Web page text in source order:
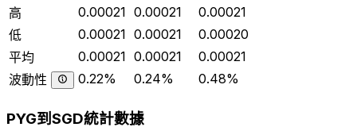
高
0.00021 0.00021
0.00021
低
0.00021 0.00021
0.00020
平均
0.00021 0.00021
0.00021
波動性
0.22% 0.24% 0.48%
PYG到SGD統計數據